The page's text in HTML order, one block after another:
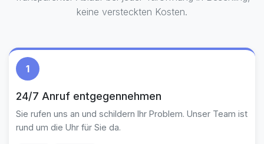
keine versteckten Kosten.
1
24/7 Anruf entgegennehmen
Sie rufen uns an und schildern Ihr Problem. Unser Team ist
rund um die Uhr für Sie da.